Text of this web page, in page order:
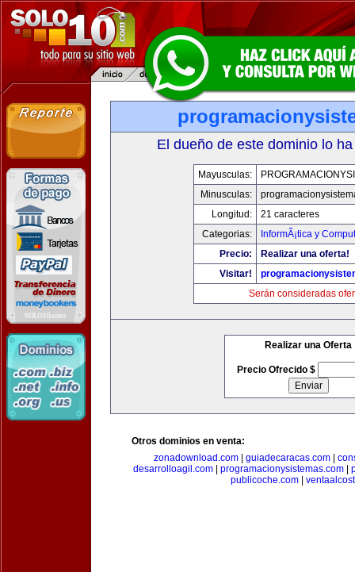
El dueño de este dominio lo
Mayusculas:
Minusculas:
Longitud:
21 caracteres
Categorias:
InformÃ¡tica y
Precio:
Realizar una oferta!
Visitar!
Serán consideradas
Realizar una Oferta
Precio Ofrecido $
Otros dominios en venta:
zonadownload.com
guiadecaracas.com
desarrolloagil.com
programacionysistemas.com
publicoche.com